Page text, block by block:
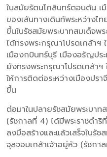
ในสมัยรัตนโกสินทร์ตอนต้น เ
ของเส้นทางเดินทัพระหว่าง
ขึ้นในรัชสมัยพระบาทสมเด็จพ
ได้ทรงพระกรุณาโปรดเกล้าฯ
เมืองกบินทร์บุรี เมืองอรัญปร
ยังทรงพระกรุณาโปรดเกล้า
ให้การติดต่อระหว่างเมืองปร
ขึ้น
ต่อมาในปลายรัชสมัยพระบาท
(รัชกาลที่ 4) ได้มีพระราชดำริ
ลงมือสร้างและแล้วเสร็จในรัช
จุลจอมเกล้าเจ้าอยู่หัว (รัชกา